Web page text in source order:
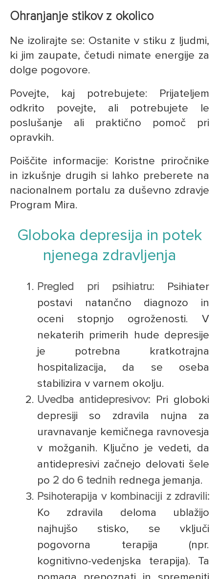
Ohranjanje stikov z okolico
Ne izolirajte se: Ostanite v stiku z ljudmi,
ki jim zaupate, četudi nimate energije za
dolge pogovore.
Povejte, kaj potrebujete: Prijateljem
odkrito povejte, ali potrebujete le
poslušanje ali praktično pomoč pri
opravkih.
Poiščite informacije: Koristne priročnike
in izkušnje drugih si lahko preberete na
nacionalnem portalu za duševno zdravje
Program Mira.
Globoka depresija in potek
njenega zdravljenja
Pregled pri psihiatru: Psihiater
postavi natančno diagnozo in
oceni stopnjo ogroženosti. V
nekaterih primerih hude depresije
je potrebna kratkotrajna
hospitalizacija, da se oseba
stabilizira v varnem okolju.
Uvedba antidepresivov: Pri globoki
depresiji so zdravila nujna za
uravnavanje kemičnega ravnovesja
v možganih. Ključno je vedeti, da
antidepresivi začnejo delovati šele
po 2 do 6 tednih rednega jemanja.
Psihoterapija v kombinaciji z zdravili:
Ko zdravila deloma ublažijo
najhujšo stisko, se vključi
pogovorna terapija (npr.
kognitivno-vedenjska terapija). Ta